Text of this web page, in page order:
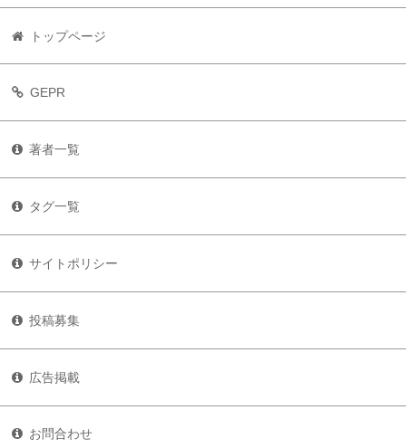
トップページ
GEPR
著者一覧
タグ一覧
サイトポリシー
投稿募集
広告掲載
お問合わせ